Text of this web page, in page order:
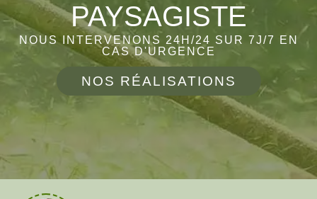
PAYSAGISTE
NOUS INTERVENONS 24H/24 SUR 7J/7 EN
CAS D'URGENCE
NOS RÉALISATIONS